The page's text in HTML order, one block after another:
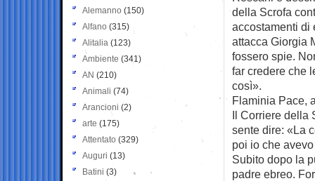
della Scrofa
accostamenti di
attacca Giorgia
fossero spie.
far credere che
così».
Flaminia Pace,
Il Corriere della
sente dire: «La
poi io che
Subito dopo la
padre ebreo.
Alemanno (150)
Alfano (315)
Alitalia (123)
Ambiente (341)
AN (210)
Animali (74)
Arancioni (2)
arte (175)
Attentato (329)
Auguri (13)
Batini (3)